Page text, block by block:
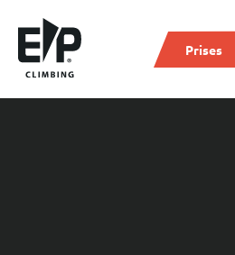
Prises